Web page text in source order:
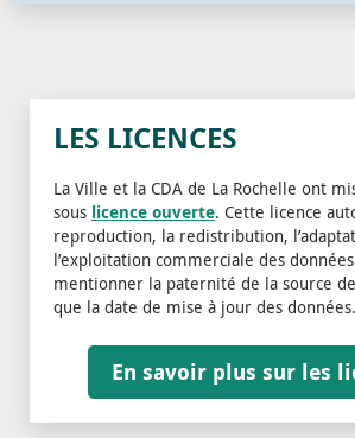
LES LICENCES
La Ville et la CDA de La Rochelle ont
sous licence ouverte. Cette licence
reproduction, la redistribution,
l’exploitation commerciale des
mentionner la paternité de la source
que la date de mise à jour des données.
En savoir plus sur les